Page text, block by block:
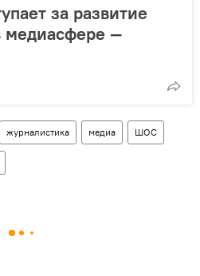
за развитие
медиасфере —
журналистика медиа ШОС